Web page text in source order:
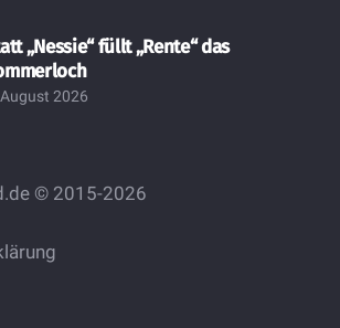
„Nessie“ füllt „Rente“ das
2026
© 2015-2026